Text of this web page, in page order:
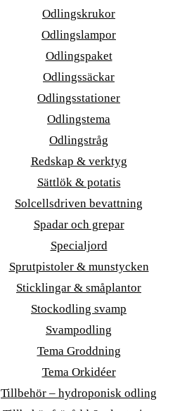
Odlingskrukor
Odlingslampor
Odlingspaket
Odlingssäckar
Odlingsstationer
Odlingstema
Odlingstråg
Redskap & verktyg
Sättlök & potatis
Solcellsdriven bevattning
Spadar och grepar
Specialjord
Sprutpistoler & munstycken
Sticklingar & småplantor
Stockodling svamp
Svampodling
Tema Groddning
Tema Orkidéer
Tillbehör – hydroponisk odling